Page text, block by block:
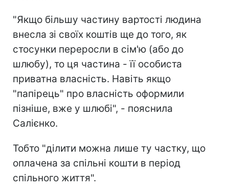
"Якщо більшу частину вартості людина
внесла зі своїх коштів ще до того, як
стосунки переросли в сім'ю (або до
шлюбу), то ця частина - її особиста
приватна власність. Навіть якщо
"папірець" про власність оформили
пізніше, вже у шлюбі", - пояснила
Салієнко.
Тобто "ділити можна лише ту частку, що
оплачена за спільні кошти в період
спільного життя".